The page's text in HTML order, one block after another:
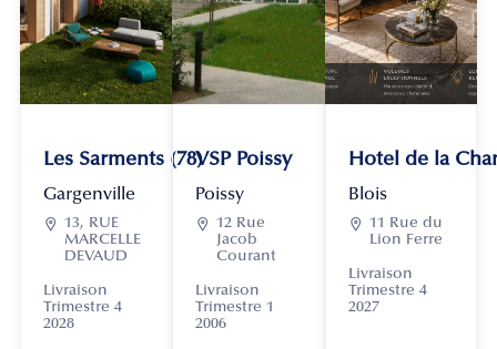
Les Sarments (78)
Gargenville
 13, RUE
MARCELLE
DEVAUD
Livraison
Trimestre 4
2028
VSP Poissy
Poissy
 12 Rue
Jacob
Courant
Livraison
Trimestre 1
2006
Hotel de la
Blois
 11 Rue du
Lion Ferre
Livraison
Trimestre 4
2027